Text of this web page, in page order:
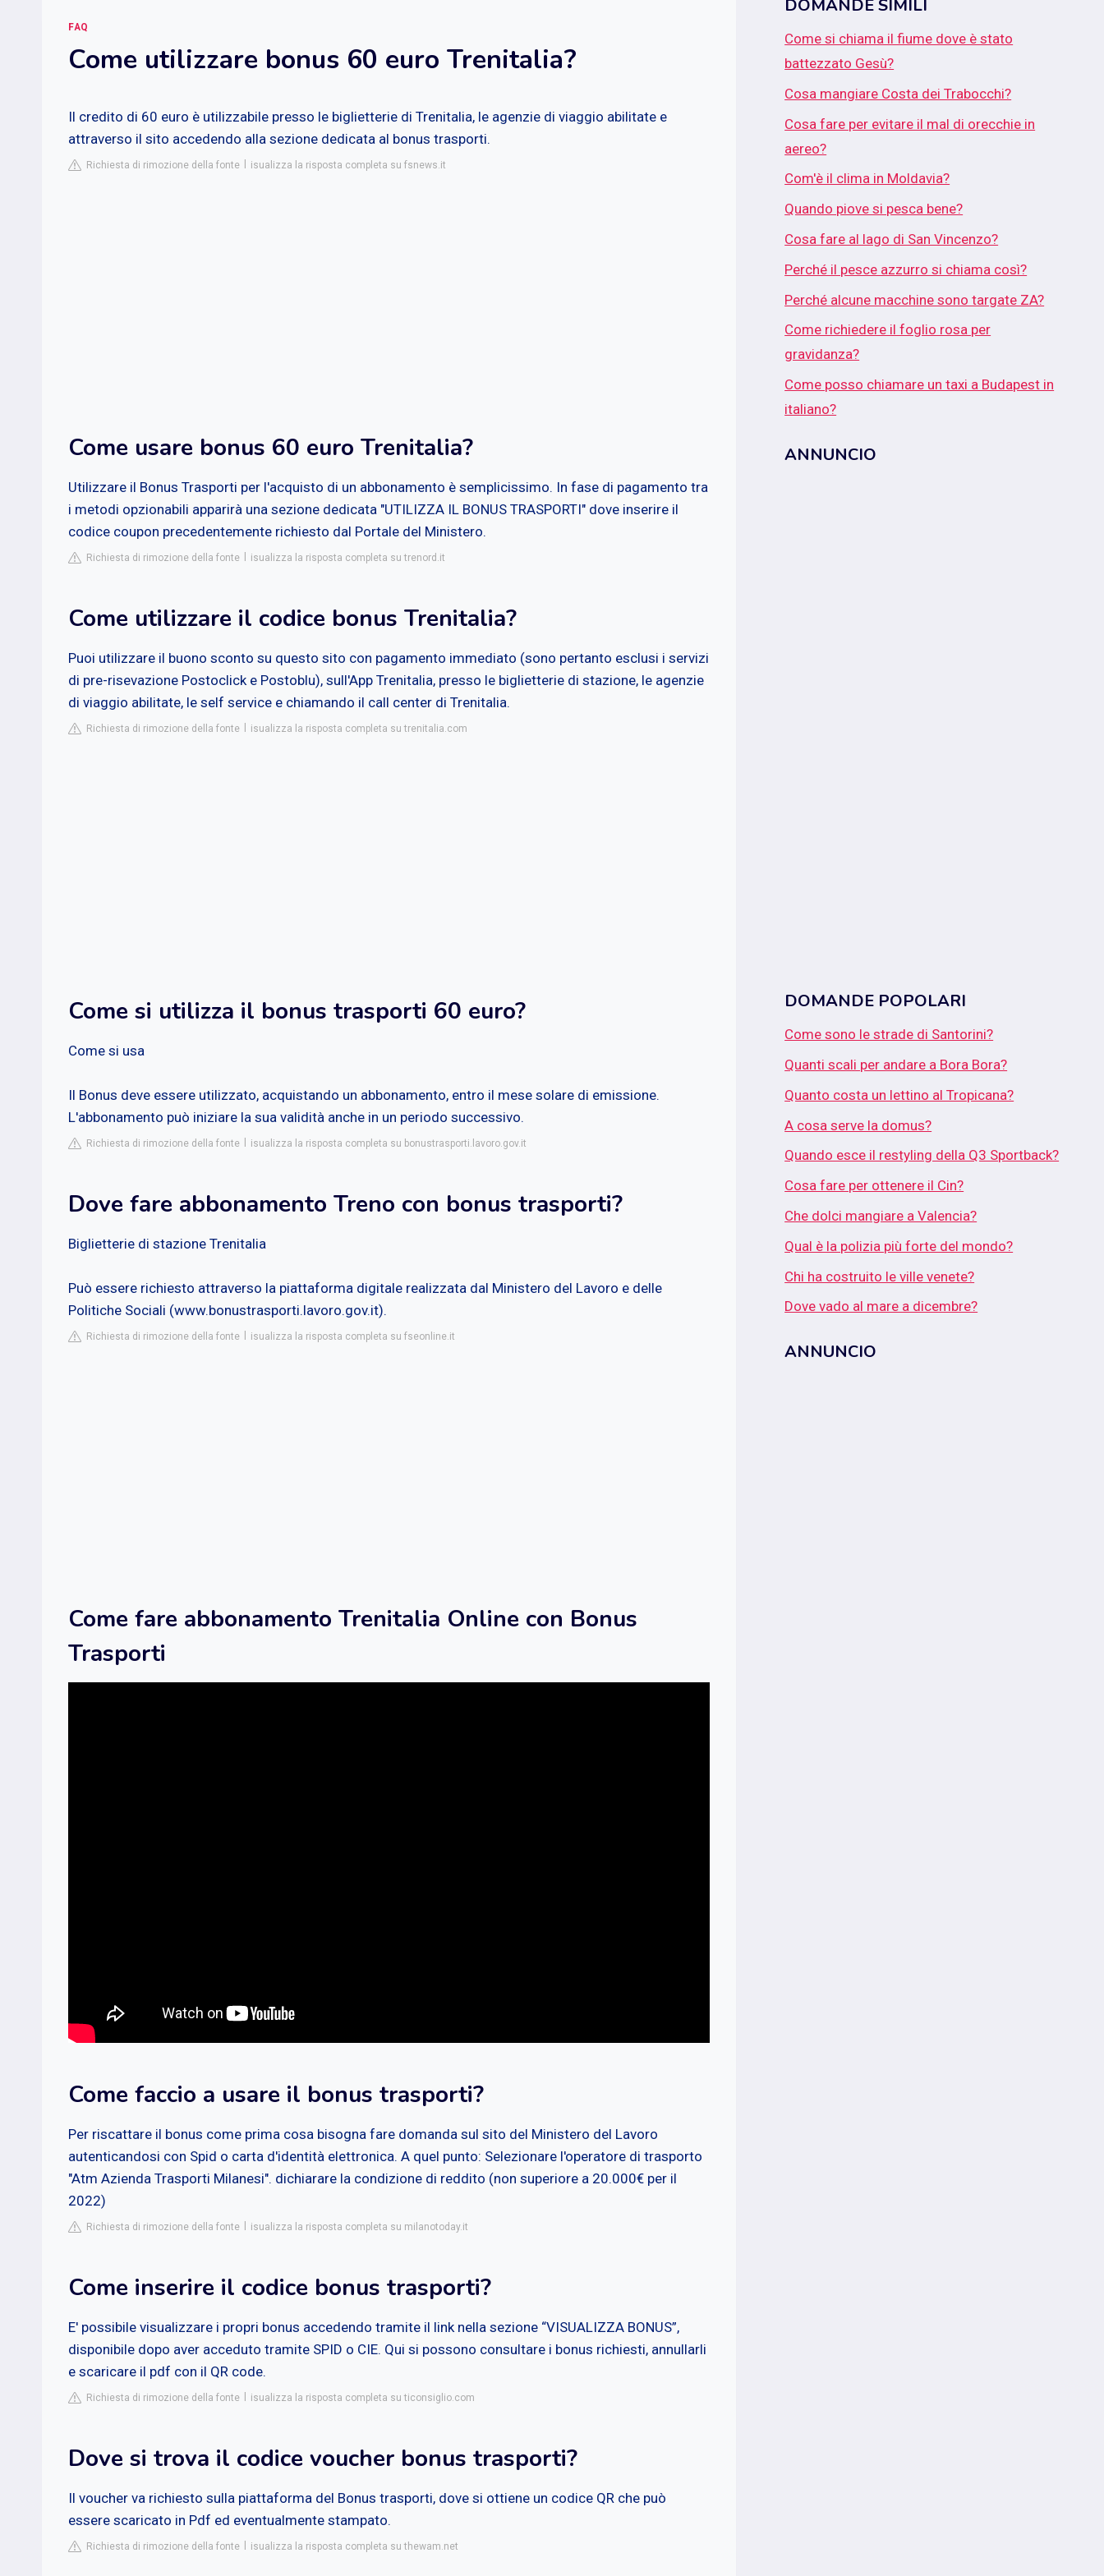
FAQ
Come utilizzare bonus 60 euro Trenitalia?
Il credito di 60 euro è utilizzabile presso le biglietterie di Trenitalia, le agenzie di viaggio abilitate e
attraverso il sito accedendo alla sezione dedicata al bonus trasporti.
Richiesta di rimozione della fonte isualizza la risposta completa su fsnews.it
Come usare bonus 60 euro Trenitalia?
Utilizzare il Bonus Trasporti per l'acquisto di un abbonamento è semplicissimo. In fase di pagamento tra
i metodi opzionabili apparirà una sezione dedicata "UTILIZZA IL BONUS TRASPORTI" dove inserire il
codice coupon precedentemente richiesto dal Portale del Ministero.
Richiesta di rimozione della fonte isualizza la risposta completa su trenord.it
Come utilizzare il codice bonus Trenitalia?
Puoi utilizzare il buono sconto su questo sito con pagamento immediato (sono pertanto esclusi i servizi
di pre-risevazione Postoclick e Postoblu), sull'App Trenitalia, presso le biglietterie di stazione, le agenzie
di viaggio abilitate, le self service e chiamando il call center di Trenitalia.
Richiesta di rimozione della fonte isualizza la risposta completa su trenitalia.com
Come si utilizza il bonus trasporti 60 euro?
Come si usa
Il Bonus deve essere utilizzato, acquistando un abbonamento, entro il mese solare di emissione.
L'abbonamento può iniziare la sua validità anche in un periodo successivo.
Richiesta di rimozione della fonte isualizza la risposta completa su bonustrasporti.lavoro.gov.it
Dove fare abbonamento Treno con bonus trasporti?
Biglietterie di stazione Trenitalia
Può essere richiesto attraverso la piattaforma digitale realizzata dal Ministero del Lavoro e delle
Politiche Sociali (www.bonustrasporti.lavoro.gov.it).
Richiesta di rimozione della fonte isualizza la risposta completa su fseonline.it
Come fare abbonamento Trenitalia Online con Bonus
Trasporti
Come faccio a usare il bonus trasporti?
Per riscattare il bonus come prima cosa bisogna fare domanda sul sito del Ministero del Lavoro
autenticandosi con Spid o carta d'identità elettronica. A quel punto: Selezionare l'operatore di trasporto
"Atm Azienda Trasporti Milanesi". dichiarare la condizione di reddito (non superiore a 20.000€ per il
2022)
Richiesta di rimozione della fonte isualizza la risposta completa su milanotoday.it
Come inserire il codice bonus trasporti?
E' possibile visualizzare i propri bonus accedendo tramite il link nella sezione “VISUALIZZA BONUS”,
disponibile dopo aver acceduto tramite SPID o CIE. Qui si possono consultare i bonus richiesti, annullarli
e scaricare il pdf con il QR code.
Richiesta di rimozione della fonte isualizza la risposta completa su ticonsiglio.com
Dove si trova il codice voucher bonus trasporti?
Il voucher va richiesto sulla piattaforma del Bonus trasporti, dove si ottiene un codice QR che può
essere scaricato in Pdf ed eventualmente stampato.
Richiesta di rimozione della fonte isualizza la risposta completa su thewam.net
DOMANDE SIMILI
Come si chiama il fiume dove è stato
battezzato Gesù?
Cosa mangiare Costa dei Trabocchi?
Cosa fare per evitare il mal di orecchie in
aereo?
Com'è il clima in Moldavia?
Quando piove si pesca bene?
Cosa fare al lago di San Vincenzo?
Perché il pesce azzurro si chiama così?
Perché alcune macchine sono targate ZA?
Come richiedere il foglio rosa per
gravidanza?
Come posso chiamare un taxi a Budapest in
italiano?
ANNUNCIO
DOMANDE POPOLARI
Come sono le strade di Santorini?
Quanti scali per andare a Bora Bora?
Quanto costa un lettino al Tropicana?
A cosa serve la domus?
Quando esce il restyling della Q3 Sportback?
Cosa fare per ottenere il Cin?
Che dolci mangiare a Valencia?
Qual è la polizia più forte del mondo?
Chi ha costruito le ville venete?
Dove vado al mare a dicembre?
ANNUNCIO